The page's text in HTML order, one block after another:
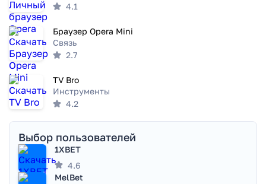
4.1
Браузер Opera Mini
Связь
2.7
TV Bro
Инструменты
4.2
Выбор пользователей
1XBET
4.6
MelBet